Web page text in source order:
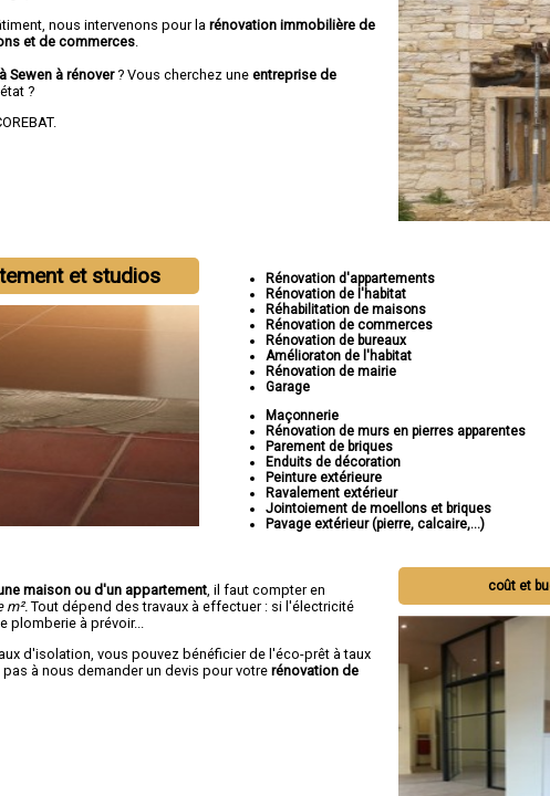
nous intervenons pour la rénovation immobilière de
et de commerces
Sewen à rénover? Vous cherchez une entreprise de
?
et studios
Rénovation d'appartements
Rénovation de l'habitat
Réhabilitation de maisons
Rénovation de commerces
Rénovation de bureaux
Amélioraton de l'habitat
Rénovation de mairie
Garage
Maçonnerie
Rénovation de murs en pierres apparentes
Parement de briques
Enduits de décoration
Peinture extérieure
Ravalement extérieur
Jointoiement de moellons et briques
Pavage extérieur (pierre, calcaire,...)
coût et
maison ou d'un appartement , il faut compter en
m². Tout dépend des travaux à effectuer : si l'électricité
plomberie à prévoir...
d'isolation, vous pouvez bénéficier de l'éco-prêt à taux
à nous demander un devis pour votre rénovation de